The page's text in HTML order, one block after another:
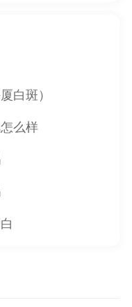
的防晒霜，并定期补
量遮挡阳光。对于容
要采取其他防护措
对婴儿皮肤的健康
的清洁和湿润，选择
循环，保持皮肤的健
议，婴儿可能需要采
白斑）
么样